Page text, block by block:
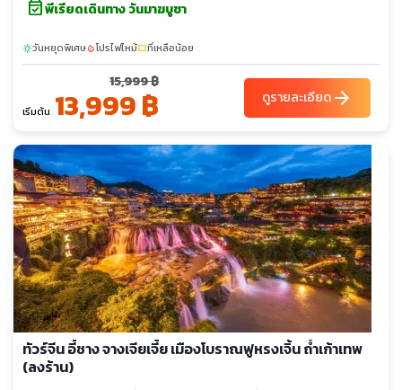
event_availableพีเรียดเดินทาง วันมาฆบูชา
sunnyวันหยุดพิเศษlocal_fire_departmentโปรไฟไหม้confirmation_numberที่เหลือน้อย
เริ่มต้น
15,999 ฿
13,999 ฿ ดูรายละเอียดarrow_forward
ทัวร์จีน อี๋ชาง จางเจียเจี้ย เมืองโบราณฟูหรงเจิ้น ถ้ำเก้าเทพ
(ลงร้าน)